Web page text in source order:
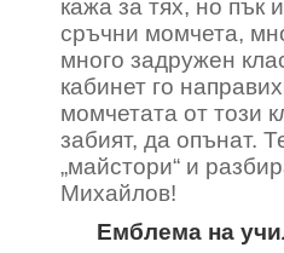
кажа за тях, но пък
сръчни момчета,
много задружен
кабинет го
момчетата от този
забият, да опънат.
„майстори“ и
Михайлов!
Емблема на